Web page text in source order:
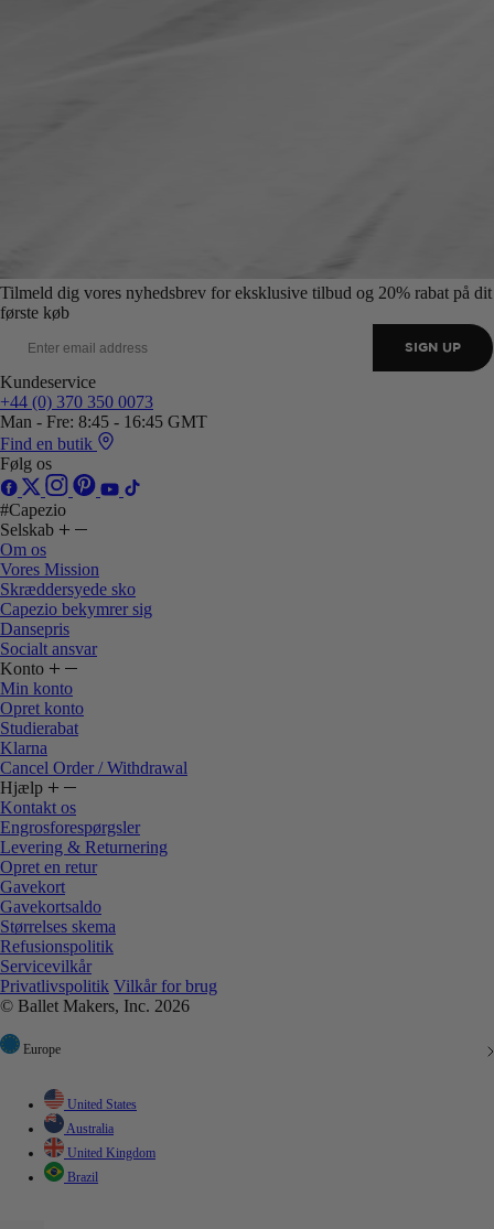
Tilmeld dig vores nyhedsbrev for eksklusive tilbud og 20% rabat på dit
første køb
SIGN UP
Kundeservice
+44 (0) 370 350 0073
Man - Fre: 8:45 - 16:45 GMT
Find en butik
Følg os
#Capezio
Selskab
Om os
Vores Mission
Skræddersyede sko
Capezio bekymrer sig
Dansepris
Socialt ansvar
Konto
Min konto
Opret konto
Studierabat
Klarna
Cancel Order / Withdrawal
Hjælp
Kontakt os
Engrosforespørgsler
Levering & Returnering
Opret en retur
Gavekort
Gavekortsaldo
Størrelses skema
Refusionspolitik
Servicevilkår
Privatlivspolitik Vilkår for brug
© Ballet Makers, Inc. 2026
Europe
United States
Australia
United Kingdom
Brazil